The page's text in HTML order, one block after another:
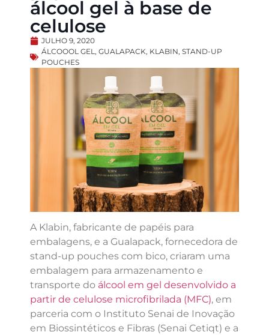
álcool gel à base de
celulose
JULHO 9, 2020
ÁLCOOOL GEL , GUALAPACK, KLABIN, STAND-UP
POUCHES
A Klabin, fabricante de papéis para
embalagens, e a Gualapack, fornecedora de
stand-up pouches com bico, criaram uma
embalagem para armazenamento e
transporte do álcool em gel desenvolvido a
partir de celulose microfibrilada (MFC), em
parceria com o Instituto Senai de Inovação
em Biossintéticos e Fibras (Senai Cetiqt) e a